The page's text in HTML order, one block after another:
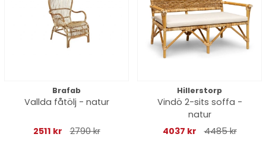
Brafab
Vallda fåtölj - natur
2511 kr 2790 kr
Hillerstorp
Vindö 2-sits soffa -
natur
4037 kr
4485 kr